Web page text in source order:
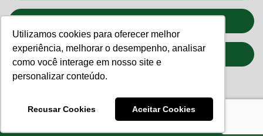
Utilizamos cookies para oferecer melhor
experiência, melhorar o desempenho, analisar
como você interage em nosso site e
personalizar conteúdo.
Recusar Cookies Aceitar Cookies
Relatório de Transparência